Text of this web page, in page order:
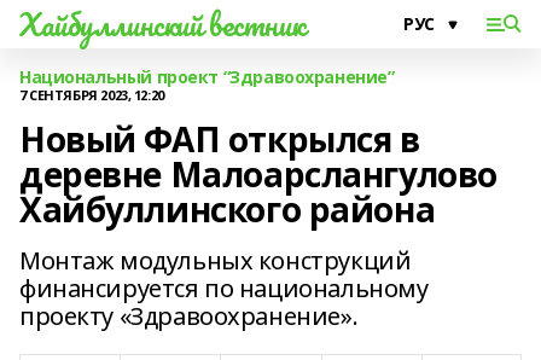
Хайбуллинский вестник
Национальный проект “Здравоохранение”
7 СЕНТЯБРЯ 2023, 12:20
Новый ФАП открылся в
деревне Малоарслангулово
Хайбуллинского района
Монтаж модульных конструкций
финансируется по национальному
проекту «Здравоохранение».